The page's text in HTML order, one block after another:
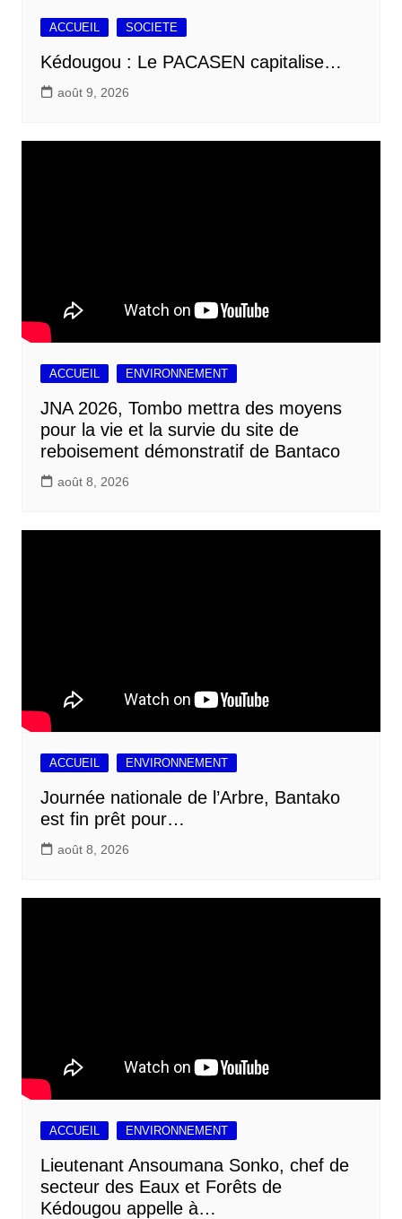
ACCUEIL SOCIETE
Kédougou : Le PACASEN capitalise…
août 9, 2026
ACCUEIL ENVIRONNEMENT
JNA 2026, Tombo mettra des moyens
pour la vie et la survie du site de
reboisement démonstratif de Bantaco
août 8, 2026
ACCUEIL ENVIRONNEMENT
Journée nationale de l’Arbre, Bantako
est fin prêt pour…
août 8, 2026
ACCUEIL ENVIRONNEMENT
Lieutenant Ansoumana Sonko, chef de
secteur des Eaux et Forêts de
Kédougou appelle à…